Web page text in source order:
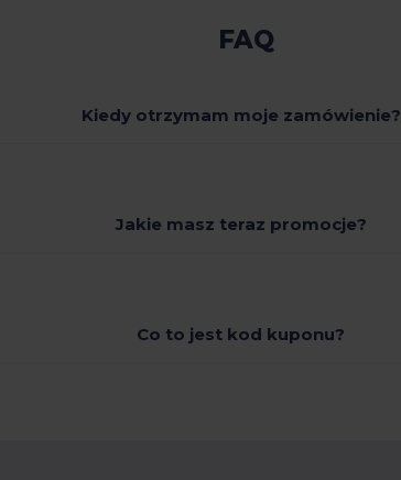
FAQ
Kiedy otrzymam moje zamówienie?
Jakie masz teraz promocje?
Co to jest kod kuponu?